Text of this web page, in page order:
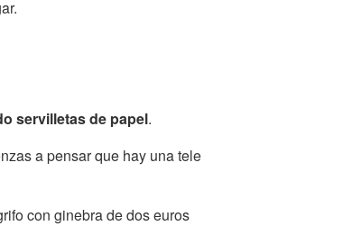
servilletas de papel.
a pensar que hay una tele
con ginebra de dos euros